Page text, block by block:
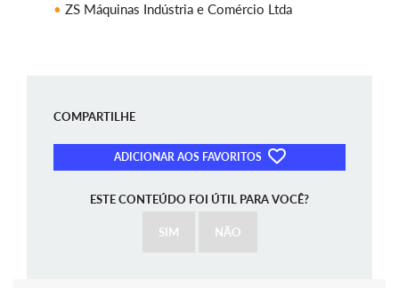
ZS Máquinas Indústria e Comércio Ltda
COMPARTILHE
ADICIONAR AOS FAVORITOS
ESTE CONTEÚDO FOI ÚTIL PARA VOCÊ?
SIM NÃO